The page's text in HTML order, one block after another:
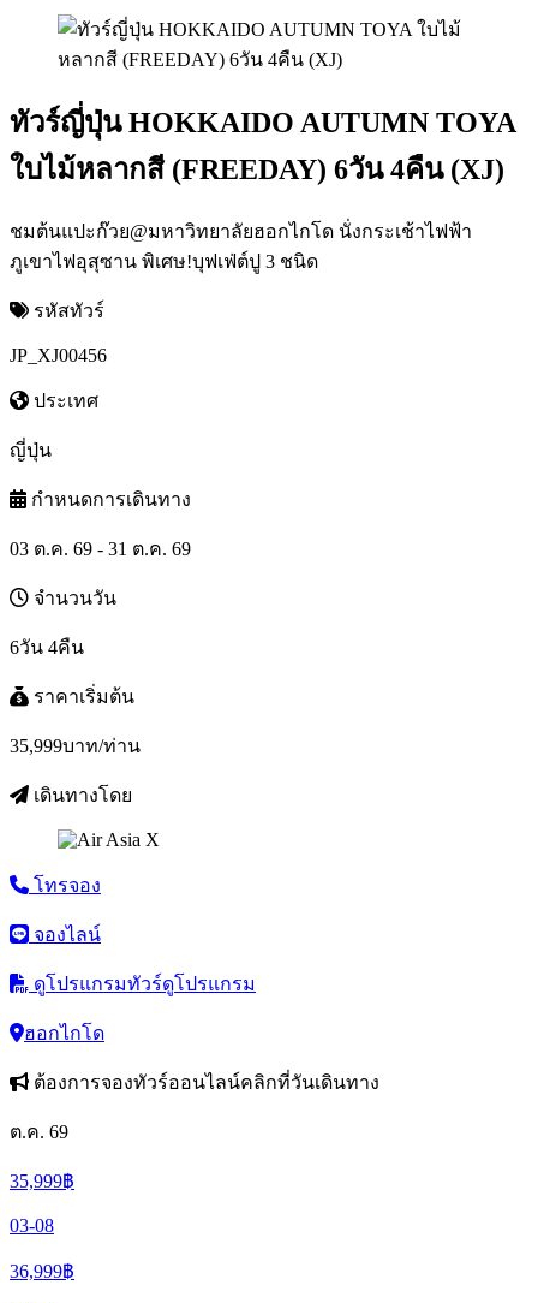
ทัวร์ญี่ปุ่น HOKKAIDO AUTUMN TOYA
ใบไม้หลากสี (FREEDAY) 6วัน 4คืน (XJ)
ชมต้นแปะก๊วย@มหาวิทยาลัยฮอกไกโด นั่งกระเช้าไฟฟ้า
ภูเขาไฟอุสุซาน พิเศษ!บุฟเฟ่ต์ปู 3 ชนิด
รหัสทัวร์
JP_XJ00456
ประเทศ
ญี่ปุ่น
กำหนดการเดินทาง
03 ต.ค. 69 - 31 ต.ค. 69
จำนวนวัน
6วัน 4คืน
ราคาเริ่มต้น
35,999บาท/ท่าน
เดินทางโดย
โทรจอง
จองไลน์
ดูโปรแกรมทัวร์ดูโปรแกรม
ฮอกไกโด
ต้องการจองทัวร์ออนไลน์คลิกที่วันเดินทาง
ต.ค. 69
35,999฿
03-08
36,999฿